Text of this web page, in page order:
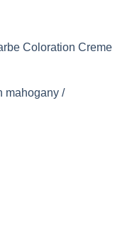
Coloration Creme
mahogany /